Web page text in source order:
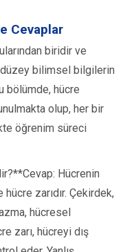
Cevaplar
biridir ve
bilimsel bilgilerin
bölümde, hücre
olup, her bir
öğrenim süreci
Hücrenin
zarıdır. Çekirdek,
hücresel
zarı, hücreyi dış